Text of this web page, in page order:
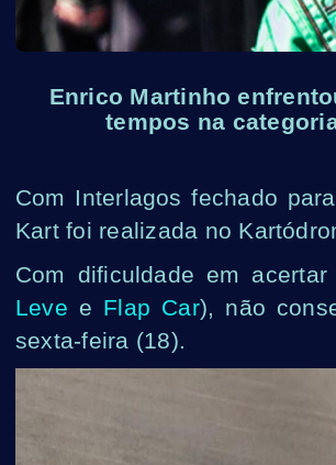
Enrico Martinho
tempos na
Com Interlagos fechado
Kart foi realizada no
Com dificuldade em
Leve e Flap Car), não
sexta-feira (18).